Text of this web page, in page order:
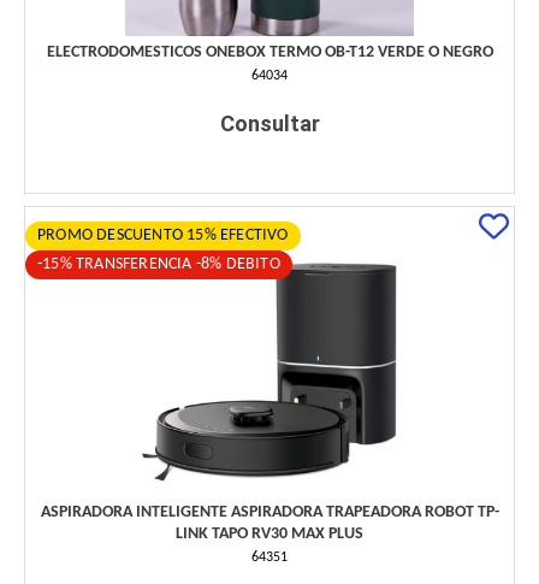
ELECTRODOMESTICOS ONEBOX TERMO OB-T12 VERDE O NEGRO
64034
Consultar
PROMO DESCUENTO 15% EFECTIVO
-15% TRANSFERENCIA -8% DEBITO
ASPIRADORA INTELIGENTE ASPIRADORA TRAPEADORA ROBOT TP-
LINK TAPO RV30 MAX PLUS
64351